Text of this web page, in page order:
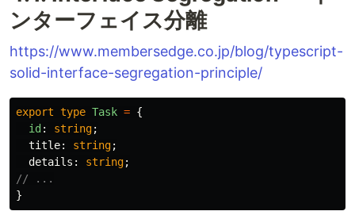
ンターフェイス分離
https://www.membersedge.co.jp/blog/typescript-
solid-interface-segregation-principle/
export type Task = {
id : string;
title: string;
details : string;
// ...
}